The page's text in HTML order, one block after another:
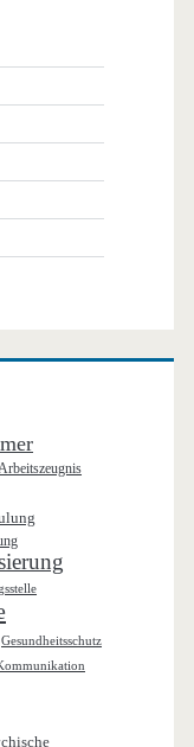
Gesundheitsschutz